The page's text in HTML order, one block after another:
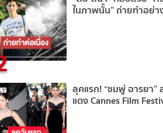
ในภาพนั้น” ถ่ายทำอย่า
ลุคแรก! “ชมพู่ อารยา
แดง Cannes Film